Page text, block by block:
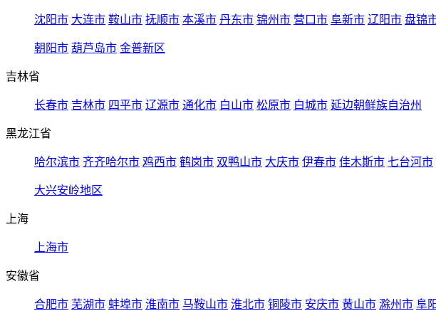
沈阳市 大连市 鞍山市 抚顺市 本溪市 丹东市 锦州市 营口市 阜新市 辽阳市 盘锦
朝阳市 葫芦岛市 金普新区
吉林省
长春市 吉林市 四平市 辽源市 通化市 白山市 松原市 白城市 延边朝鲜族自治州
黑龙江省
哈尔滨市 齐齐哈尔市 鸡西市 鹤岗市 双鸭山市 大庆市 伊春市 佳木斯市 七台河市
大兴安岭地区
上海
上海市
安徽省
合肥市 芜湖市 蚌埠市 淮南市 马鞍山市 淮北市 铜陵市 安庆市 黄山市 滁州市 阜